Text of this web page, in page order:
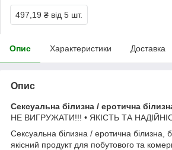
497,19 ₴ від 5 шт.
Опис Характеристики Доставка
Опис
Сексуальна білизна / еротична
НЕ ВИГРУЖАТИ!!! • ЯКІСТЬ ТА
Сексуальна білизна / еротична білизна,
якісний продукт для побутового та